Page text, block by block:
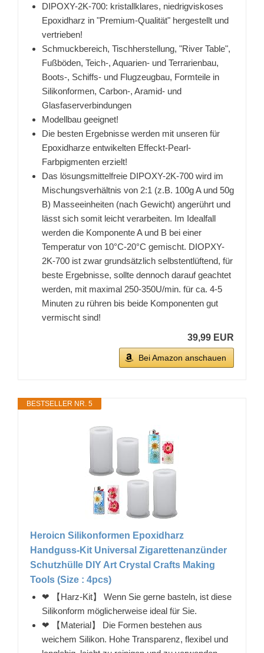
DIPOXY-2K-700: kristallklares, niedrigviskoses
Epoxidharz in "Premium-Qualität" hergestellt und
vertrieben!
Schmuckbereich, Tischherstellung, "River Table",
Fußböden, Teich-, Aquarien- und Terrarienbau,
Boots-, Schiffs- und Flugzeugbau, Formteile in
Silikonformen, Carbon-, Aramid- und
Glasfaserverbindungen
Modellbau geeignet!
Die besten Ergebnisse werden mit unseren für
Epoxidharze entwikelten Effeckt-Pearl-
Farbpigmenten erzielt!
Das lösungsmittelfreie DIPOXY-2K-700 wird im
Mischungsverhältnis von 2:1 (z.B. 100g A und 50g
B) Masseeinheiten (nach Gewicht) angerührt und
lässt sich somit leicht verarbeiten. Im Idealfall
werden die Komponente A und B bei einer
Temperatur von 10°C-20°C gemischt. DIOPXY-
2K-700 ist zwar grundsätzlich selbstentlüftend, für
beste Ergebnisse, sollte dennoch darauf geachtet
werden, mit maximal 250-350U/min. für ca. 4-5
Minuten zu rühren bis beide Komponenten gut
vermischt sind!
39,99 EUR
Bei Amazon anschauen
BESTSELLER NR. 5
Heroicn Silikonformen Epoxidharz
Handguss-Kit Universal Zigarettenanzünder
Schutzhülle DIY Art Crystal Crafts Making
Tools (Size : 4pcs)
❤ 【Harz-Kit】 Wenn Sie gerne basteln, ist diese
Silikonform möglicherweise ideal für Sie.
❤ 【Material】 Die Formen bestehen aus
weichem Silikon. Hohe Transparenz, flexibel und